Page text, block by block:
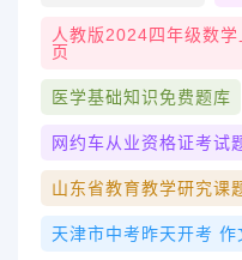
人教版2024四年级数
页
医学基础知识免费题库
网约车从业资格证考试
山东省教育教学研究课
天津市中考昨天开考 作